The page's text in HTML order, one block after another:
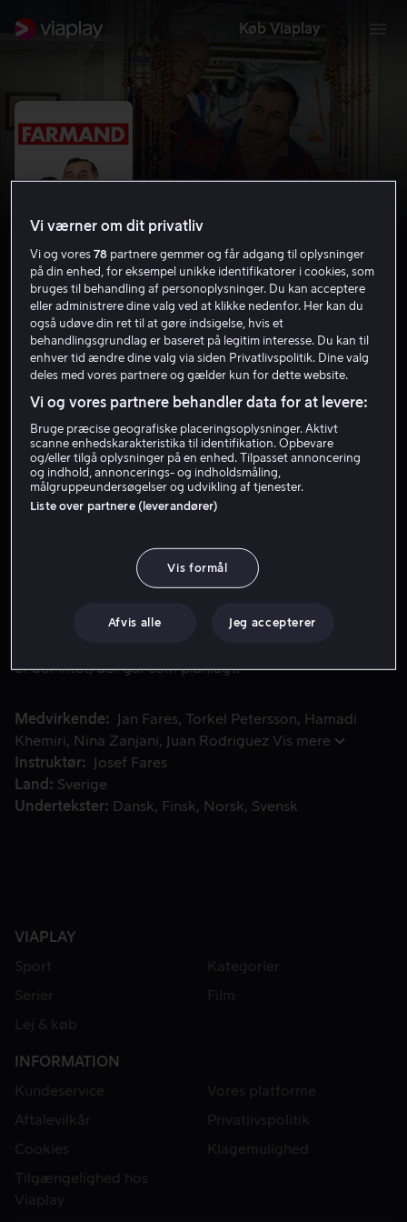
Køb Viaplay
Farsan
5.7 Drama Komedie 2010
1 t. 33 min
Tilladt for alle
HD
Lej 49 kr
Køb 89 kr
en kvinde har brug for. Snart skal han også være farfar.
er der intet, der går som planlagt.
Medvirkende Jan Fares Torkel Petersson
Hamadi
Khemiri
Nina Zanjani Juan Rodriguez Vis mere
Instruktør
Josef Fares
Land
Sverige
Undertekster
Dansk Finsk Norsk Svensk
VIAPLAY
Sport
Kategorier
Serier
Film
Lej & køb
INFORMATION
Kundeservice
Vores platforme
Aftalevilkår
Privatlivspolitik
Cookies
Klagemulighed
Tilgængelighed hos
Viaplay
Vi værner om dit privatliv
Vi og vores78 partnere gemmer og får adgang til oplysninger
på din enhed, for eksempel unikke identifikatorer i cookies, som
bruges til behandling af personoplysninger. Du kan acceptere
eller administrere dine valg ved at klikke nedenfor. Her kan du
også udøve din ret til at gøre indsigelse, hvis et
behandlingsgrundlag er baseret på legitim interesse. Du kan til
enhver tid ændre dine valg via siden Privatlivspolitik. Dine valg
deles med vores partnere og gælder kun for dette website.
Vi og vores partnere behandler data for at levere:
Bruge præcise geografiske placeringsoplysninger. Aktivt
scanne enhedskarakteristika til identifikation. Opbevare
og/eller tilgå oplysninger på en enhed. Tilpasset annoncering
og indhold, annoncerings- og indholdsmåling,
målgruppeundersøgelser og udvikling af tjenester.
Liste over partnere (leverandører)
Vis formål
Afvis alle Jeg accepterer